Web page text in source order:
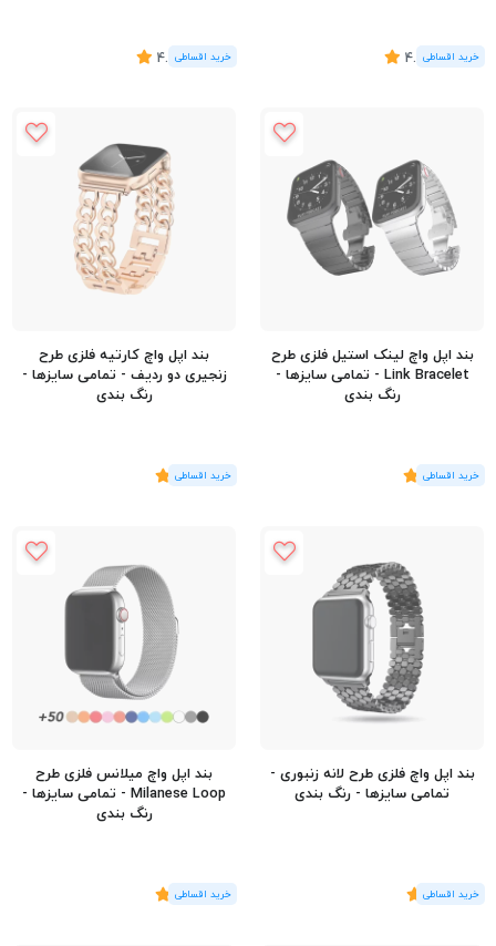
(4 رای)
4.25
(4 رای)
4.75
بند اپل واچ لینک استیل فلزی طرح
Link Bracelet - تمامی سایزها -
رنگ بندی
(2 رای)
5
بند اپل واچ کارتیه فلزی طرح
زنجیری دو ردیف - تمامی سایزها -
رنگ بندی
(4 رای)
5
بند اپل واچ فلزی طرح لانه زنبوری -
تمامی سایزها - رنگ بندی
(1رای)
5
بند اپل واچ میلانس فلزی طرح
Milanese Loop - تمامی سایزها -
رنگ بندی
(2 رای)
5